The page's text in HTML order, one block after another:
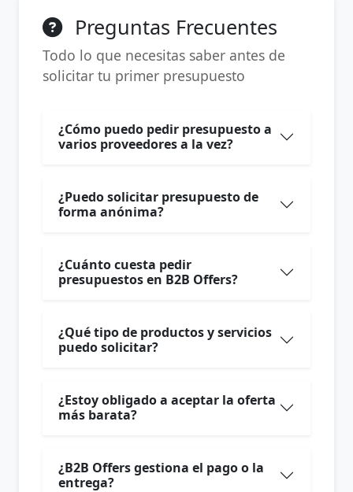
Preguntas Frecuentes
Todo lo que necesitas saber antes de
solicitar tu primer presupuesto
¿Cómo puedo pedir presupuesto a
varios proveedores a la vez?
¿Puedo solicitar presupuesto de
forma anónima?
¿Cuánto cuesta pedir
presupuestos en B2B Offers?
¿Qué tipo de productos y servicios
puedo solicitar?
¿Estoy obligado a aceptar la oferta
más barata?
¿B2B Offers gestiona el pago o la
entrega?